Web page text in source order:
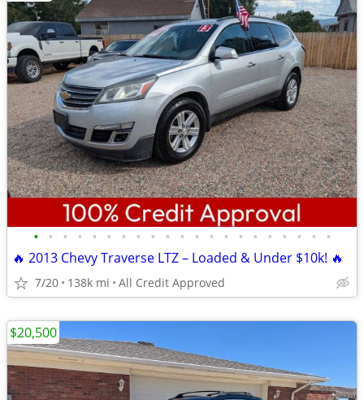
• • • • • • • • • • • • • • • • • • • • •
🔥 2013 Chevy Traverse LTZ – Loaded & Under $10k! 🔥
7/20 138k mi All Credit Approved
$20,500